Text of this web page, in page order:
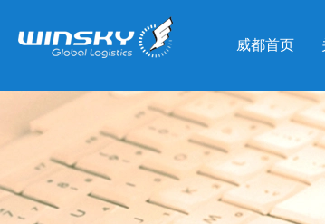
威都首页